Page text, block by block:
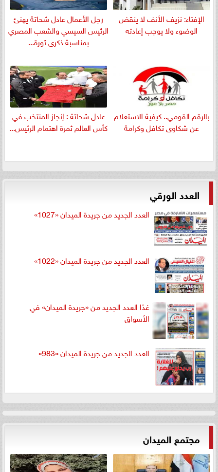
الإفتاء: نزيف الأنف لا ينقض
الوضوء ولا يوجب إعادته
رجل الأعمال عادل شحاتة يهنئ
الرئيس السيسي والشعب المصري
بمناسبة ذكرى ثورة...
بالرقم القومي.. كيفية الاستعلام
عن شكاوى تكافل وكرامة
عادل شحاتة : إنجاز المنتخب في
كأس العالم ثمرة اهتمام الرئيس...
العدد الورقي
العدد الجديد من جريدة الميدان «1027»
العدد الجديد من جريدة الميدان «1022»
غدًا العدد الجديد من «جريدة الميدان» في
الأسواق
العدد الجديد من جريدة الميدان «983»
مجتمع الميدان